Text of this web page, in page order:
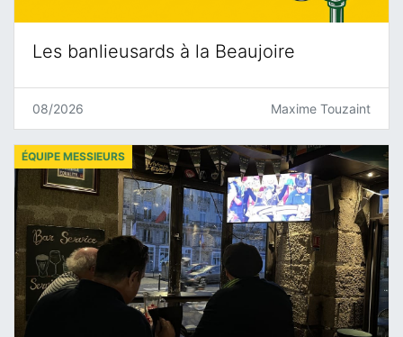
Les banlieusards à la Beaujoire
08/2026 Maxime Touzaint
ÉQUIPE MESSIEURS